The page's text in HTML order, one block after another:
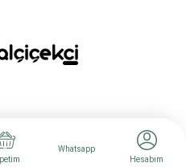
Whatsapp
Hesabım